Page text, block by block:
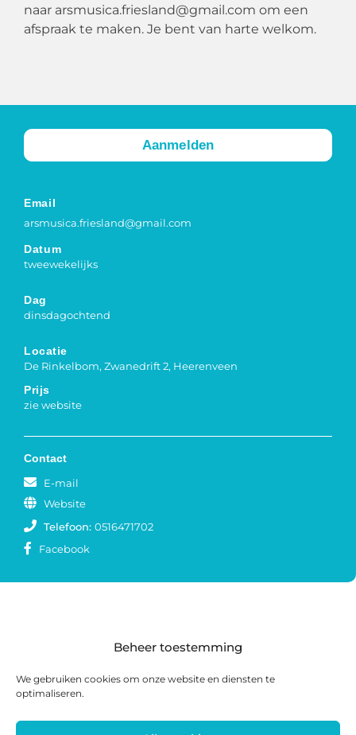
Beheer toestemming
We gebruiken cookies om onze website en diensten te
optimaliseren.
naar arsmusica.friesland@gmail.com om een
afspraak te maken. Je bent van harte welkom.
Aanmelden
Email
arsmusica.friesland@gmail.com
Datum
tweewekelijks
Dag
dinsdagochtend
Locatie
De Rinkelbom, Zwanedrift 2, Heerenveen
Prijs
zie website
Contact
E-mail
Website
Telefoon: 0516471702
Facebook